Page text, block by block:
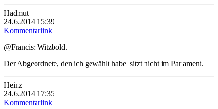
Hadmut
24.6.2014 15:39
Kommentarlink
@Francis: Witzbold.
Der Abgeordnete, den ich gewählt habe, sitzt nicht im Parlament.
Heinz
24.6.2014 17:35
Kommentarlink